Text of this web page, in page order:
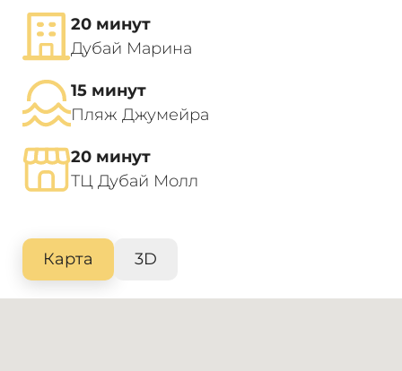
20 минут
Дубай Марина
15 минут
Пляж Джумейра
20 минут
ТЦ Дубай Молл
Карта 3D